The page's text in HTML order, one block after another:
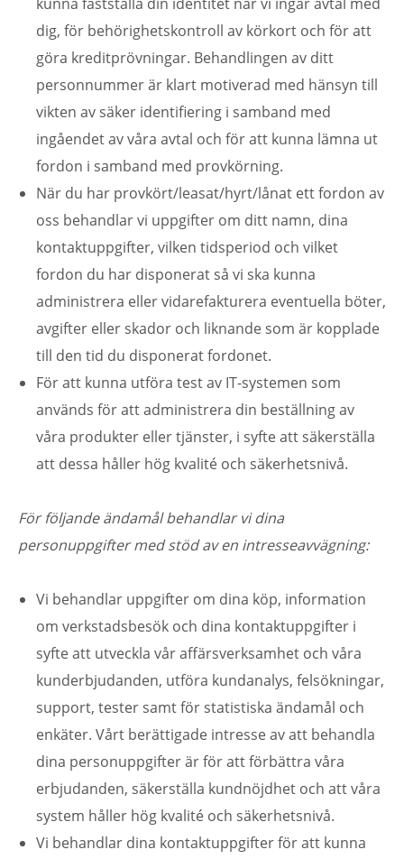
dig, för behörighetskontroll av körkort och för att
göra kreditprövningar. Behandlingen av ditt
personnummer är klart motiverad med hänsyn till
vikten av säker identifiering i samband med
ingåendet av våra avtal och för att kunna lämna ut
fordon i samband med provkörning.
När du har provkört/leasat/hyrt/lånat ett fordon av
oss behandlar vi uppgifter om ditt namn, dina
kontaktuppgifter, vilken tidsperiod och vilket
fordon du har disponerat så vi ska kunna
administrera eller vidarefakturera eventuella böter,
avgifter eller skador och liknande som är kopplade
till den tid du disponerat fordonet.
För att kunna utföra test av IT-systemen som
används för att administrera din beställning av
våra produkter eller tjänster, i syfte att säkerställa
att dessa håller hög kvalité och säkerhetsnivå.
För följande ändamål behandlar vi dina
personuppgifter med stöd av en intresseavvägning:
Vi behandlar uppgifter om dina köp, information
om verkstadsbesök och dina kontaktuppgifter i
syfte att utveckla vår affärsverksamhet och våra
kunderbjudanden, utföra kundanalys, felsökningar,
support, tester samt för statistiska ändamål och
enkäter. Vårt berättigade intresse av att behandla
dina personuppgifter är för att förbättra våra
erbjudanden, säkerställa kundnöjdhet och att våra
system håller hög kvalité och säkerhetsnivå.
Vi behandlar dina kontaktuppgifter för att kunna